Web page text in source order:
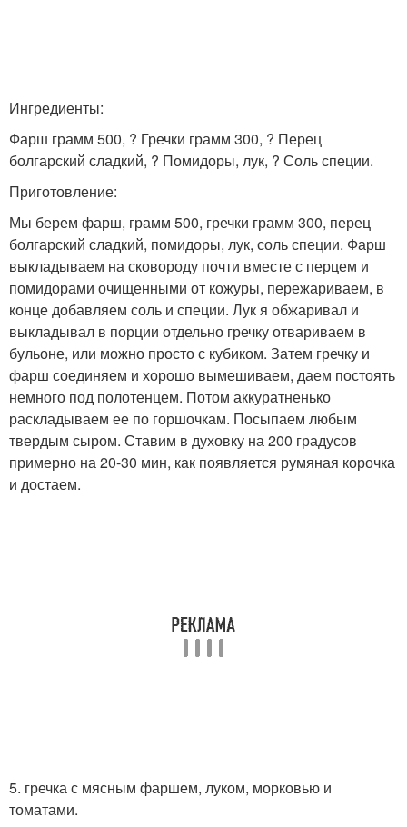
Ингредиенты:
Фарш грамм 500, ? Гречки грамм 300, ? Перец
болгарский сладкий, ? Помидоры, лук, ? Соль специи.
Приготовление:
Мы берем фарш, грамм 500, гречки грамм 300, перец
болгарский сладкий, помидоры, лук, соль специи. Фарш
выкладываем на сковороду почти вместе с перцем и
помидорами очищенными от кожуры, пережариваем, в
конце добавляем соль и специи. Лук я обжаривал и
выкладывал в порции отдельно гречку отвариваем в
бульоне, или можно просто с кубиком. Затем гречку и
фарш соединяем и хорошо вымешиваем, даем постоять
немного под полотенцем. Потом аккуратненько
раскладываем ее по горшочкам. Посыпаем любым
твердым сыром. Ставим в духовку на 200 градусов
примерно на 20-30 мин, как появляется румяная корочка
и достаем.
5. гречка с мясным фаршем, луком, морковью и
томатами.